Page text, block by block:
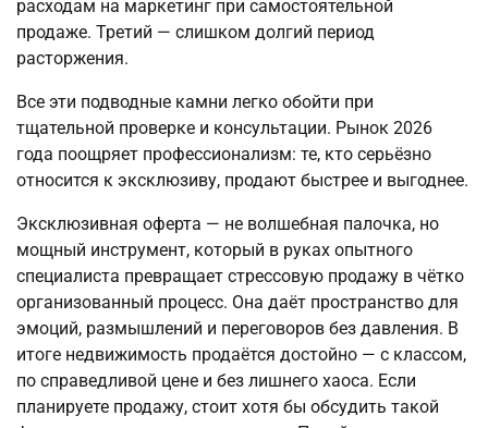
расходам на маркетинг при самостоятельной
продаже. Третий — слишком долгий период
расторжения.
Все эти подводные камни легко обойти при
тщательной проверке и консультации. Рынок 2026
года поощряет профессионализм: те, кто серьёзно
относится к эксклюзиву, продают быстрее и выгоднее.
Эксклюзивная оферта — не волшебная палочка, но
мощный инструмент, который в руках опытного
специалиста превращает стрессовую продажу в чётко
организованный процесс. Она даёт пространство для
эмоций, размышлений и переговоров без давления. В
итоге недвижимость продаётся достойно — с классом,
по справедливой цене и без лишнего хаоса. Если
планируете продажу, стоит хотя бы обсудить такой